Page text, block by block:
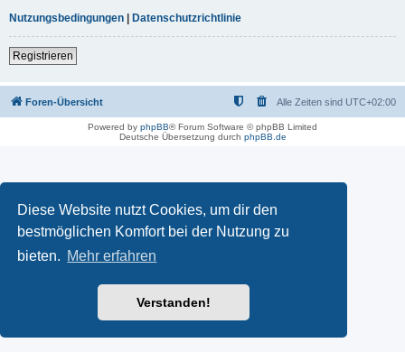
Diese Website nutzt Cookies, um dir den
bestmöglichen Komfort bei der Nutzung zu
bieten. Mehr erfahren
Verstanden!
Nutzungsbedingungen | Datenschutzrichtlinie
Registrieren
Foren-Übersicht Alle Zeiten sind UTC+02:00
Powered by phpBB® Forum Software © phpBB Limited
Deutsche Übersetzung durch phpBB.de